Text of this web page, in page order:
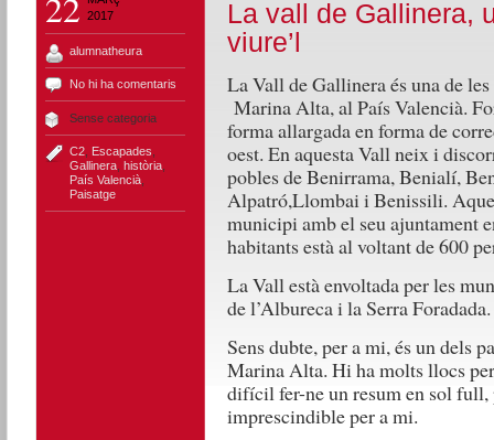
2017
alumnatheura
No hi ha comentaris
Sense categoria
C2, Escapades
Gallinera, història,
País Valencià,
Paisatge
La vall de Gallinera,
viure’l
La Vall de Gallinera és una de
Marina Alta, al País Valencià.
forma allargada en forma de
oest. En aquesta Vall neix i
pobles de Benirrama, Benialí,
Alpatró,Llombai i Benissili.
municipi amb el seu ajuntament
habitants està al voltant de 600
La Vall està envoltada per les
de l’Albureca i la Serra Foradada.
Sens dubte, per a mi, és un dels
Marina Alta. Hi ha molts llocs
difícil fer-ne un resum en sol
imprescindible per a mi.